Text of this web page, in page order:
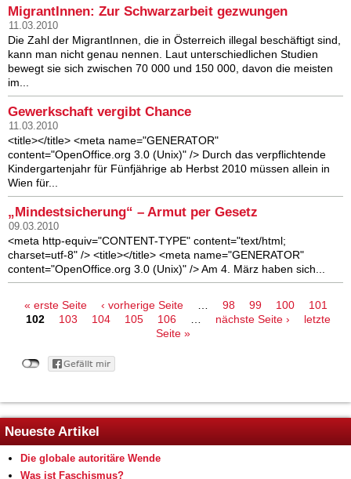
MigrantInnen: Zur Schwarzarbeit gezwungen
11.03.2010
Die Zahl der MigrantInnen, die in Österreich illegal beschäftigt sind,
kann man nicht genau nennen. Laut unterschiedlichen Studien
bewegt sie sich zwischen 70 000 und 150 000, davon die meisten
im...
Gewerkschaft vergibt Chance
11.03.2010
<title></title> <meta name="GENERATOR"
content="OpenOffice.org 3.0 (Unix)" /> Durch das verpflichtende
Kindergartenjahr für Fünfjährige ab Herbst 2010 müssen allein in
Wien für...
„Mindestsicherung“ – Armut per Gesetz
09.03.2010
<meta http-equiv="CONTENT-TYPE" content="text/html;
charset=utf-8" /> <title></title> <meta name="GENERATOR"
content="OpenOffice.org 3.0 (Unix)" /> Am 4. März haben sich...
Seiten
« erste Seite ‹ vorherige Seite … 98 99 100
101
102
103 104 105 106 … nächste Seite ›
letzte
Seite »
Neueste Artikel
Die globale autoritäre Wende
Was ist Faschismus?